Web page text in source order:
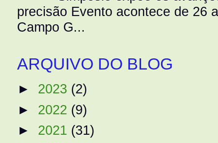
precisão Evento acontece de 26
Campo G...
ARQUIVO DO BLOG
► 2023 (2)
► 2022 (9)
► 2021 (31)